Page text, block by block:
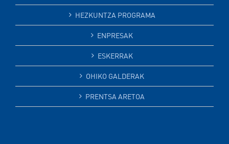
HEZKUNTZA PROGRAMA
ENPRESAK
ESKERRAK
OHIKO GALDERAK
PRENTSA ARETOA